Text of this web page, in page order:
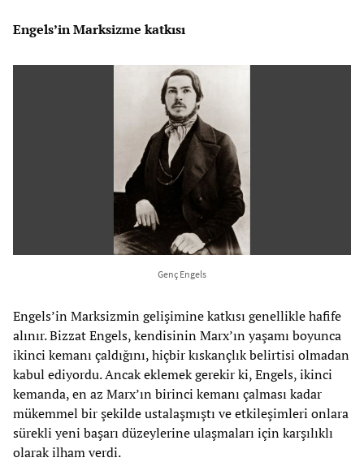
Engels’in Marksizme katkısı
Genç Engels
Engels’in Marksizmin gelişimine katkısı genellikle hafife
alınır. Bizzat Engels, kendisinin Marx’ın yaşamı boyunca
ikinci kemanı çaldığını, hiçbir kıskançlık belirtisi olmadan
kabul ediyordu. Ancak eklemek gerekir ki, Engels, ikinci
kemanda, en az Marx’ın birinci kemanı çalması kadar
mükemmel bir şekilde ustalaşmıştı ve etkileşimleri onlara
sürekli yeni başarı düzeylerine ulaşmaları için karşılıklı
olarak ilham verdi.